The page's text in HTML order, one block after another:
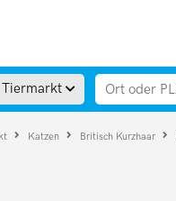
Tiermarkt
Katzen Britisch Kurzhaar